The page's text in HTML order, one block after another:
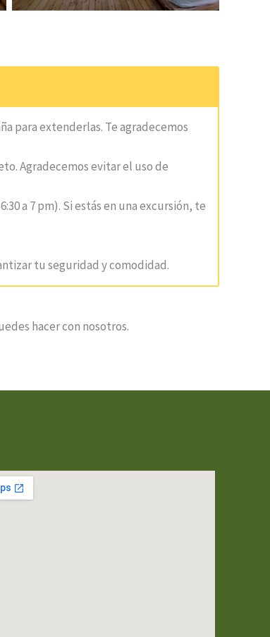
para extenderlas. Te agradecemos
Agradecemos evitar el uso de
a 7 pm). Si estás en una excursión, te
tu seguridad y comodidad.
hacer con nosotros.